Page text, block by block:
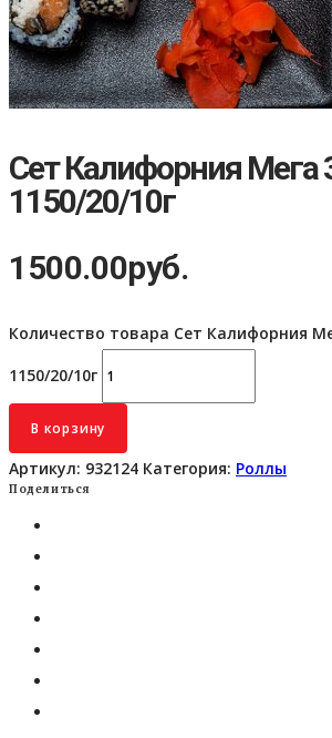
Сет Калифорния Мега
1150/20/10г
1500.00руб.
Количество товара Сет Калифорния
1150/20/10г
В корзину
Артикул: 932124 Категория: Роллы
Поделиться